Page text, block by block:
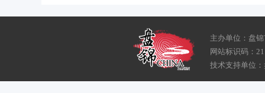
主办单位：盘
网站标识码：
技术支持单位